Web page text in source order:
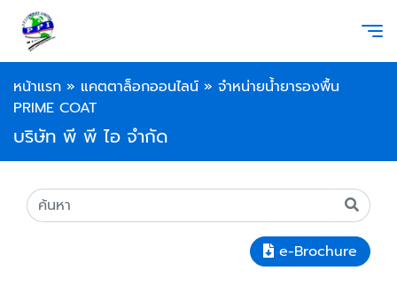
หน้าแรก » แคตตาล็อกออนไลน์ » จำหน่ายน้ำยารองพื้น
PRIME COAT
บริษัท พี พี ไอ จำกัด
e-Brochure